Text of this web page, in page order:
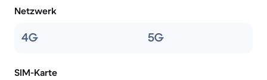
Netzwerk
4G 5G
SIM-Karte